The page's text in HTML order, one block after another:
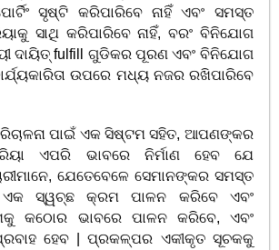
ସୃଷ୍ଟି କରିପାରିବେ ନାହିଁ ଏବଂ ସମସ୍ତ
ସାଥି କରିପାରିବେ ନାହିଁ, ବରଂ ବିନିଯୋଗ
ଦାୟିତ୍ fulfill ଗୁଡିକର ପୂରଣ ଏବଂ ବିନିଯୋଗ
ଉପରେ ମଧ୍ୟ ନଜର ରଖିପାରିବେ
ପାଇଁ ଏକ ସିଷ୍ଟମ ସହିତ, ଆପଣଙ୍କର
ଏପରି ଭାବରେ ନିର୍ମାଣ ହେବ ଯେ
ଯେତେବେଳେ ସେମାନଙ୍କର ସମସ୍ତ
ଏକ ସ୍ୱଚ୍ଛ କ୍ରମ ପାଳନ କରିବେ ଏବଂ
କଠୋର ଭାବରେ ପାଳନ କରିବେ, ଏବଂ
ହେବ | ପ୍ରକଳ୍ପର ଏକୀକୃତ ସୂଚକକୁ